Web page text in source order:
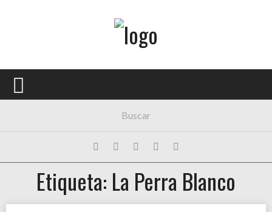
PORTADA
FESTIVALES
EXPOSICIONES
HISTORIAS
Etiqueta: La Perra Blanco